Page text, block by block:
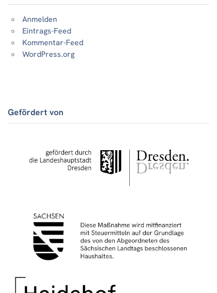
Anmelden
Eintrags-Feed
Kommentar-Feed
WordPress.org
Gefördert von